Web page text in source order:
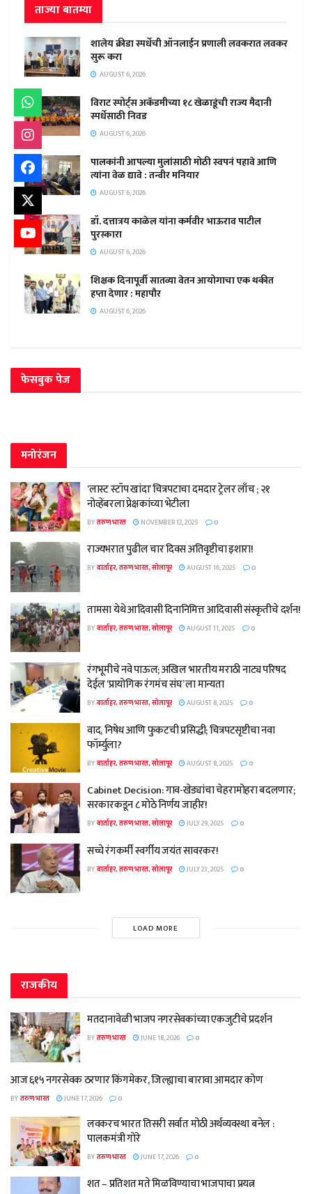
ताज्या बातम्या
शालेय क्रीडा स्पर्धेची ऑनलाईन प्रणाली लवकरात लवकर
सुरू करा
AUGUST 6, 2026
विराट स्पोर्ट्स अकॅडमीच्या १८ खेळाडूंची राज्य मैदानी
स्पर्धेसाठी निवड
AUGUST 6, 2026
पालकांनी आपल्या मुलांसाठी मोठी स्वपनं पहावे आणि
त्यांना वेळ द्यावे : तन्वीर मनियार
AUGUST 6, 2026
डॉ. दत्तात्रय काळेल यांना कर्मवीर भाऊराव पाटील
पुरस्कारा
AUGUST 6, 2026
शिक्षक दिनापूर्वी सातव्या वेतन आयोगाचा एक थकीत
हप्ता देणार : महापौर
AUGUST 6, 2026
फेसबुक पेज
मनोरंजन
‘लास्ट स्टॉप खांदा’ चित्रपटाचा दमदार ट्रेलर लाँच ; २१
नोव्हेंबरला प्रेक्षकांच्या भेटीला
BYतरुण भारत NOVEMBER 12, 2025 0
राज्यभरात पुढील चार दिवस अतिवृष्टीचा इशारा!
BYवार्ताहर, तरुण भारत, सोलापूर AUGUST 16, 2025 0
तामसा येथे आदिवासी दिनानिमित्त आदिवासी संस्कृतीचे दर्शन!
BYवार्ताहर, तरुण भारत, सोलापूर AUGUST 11, 2025 0
रंगभूमीचे नवे पाऊल; अखिल भारतीय मराठी नाट्य परिषद
देईल ‘प्रायोगिक रंगमंच संघ’ ला मान्यता
BYवार्ताहर, तरुण भारत, सोलापूर AUGUST 8, 2025 0
वाद, निषेध आणि फुकटची प्रसिद्धी; चित्रपटसृष्टीचा नवा
फॉर्म्युला?
BYवार्ताहर, तरुण भारत, सोलापूर AUGUST 8, 2025 0
Cabinet Decision: गाव-खेड्यांचा चेहरामोहरा बदलणार;
सरकारकडून ८ मोठे निर्णय जाहीर!
BYवार्ताहर, तरुण भारत, सोलापूर JULY 29, 2025 0
सच्चे रंगकर्मी स्वर्गीय जयंत सावरकर!
BYवार्ताहर, तरुण भारत, सोलापूर JULY 23, 2025 0
LOAD MORE
राजकीय
मतदानावेळी भाजप नगरसेवकांच्या एकजुटीचे प्रदर्शन
BYतरुण भारत JUNE 18, 2026 0
आज ६१५ नगरसेवक ठरणार किंगमेकर, जिल्ह्याचा बारावा आमदार कोण
BYतरुण भारत JUNE 17, 2026 0
लवकरच भारत तिसरी सर्वात मोठी अर्थव्यवस्था बनेल :
पालकमंत्री गोरे
BYतरुण भारत JUNE 17, 2026 0
शत – प्रतिशत मते मिळविण्याचा भाजपाचा प्रयत्न